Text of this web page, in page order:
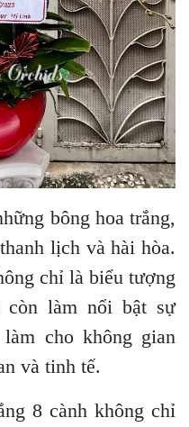
bông hoa trắng,
lịch và hài hòa.
chỉ là biểu tượng
còn làm nổi bật sự
cho không gian
và tinh tế.
8 cành không chỉ